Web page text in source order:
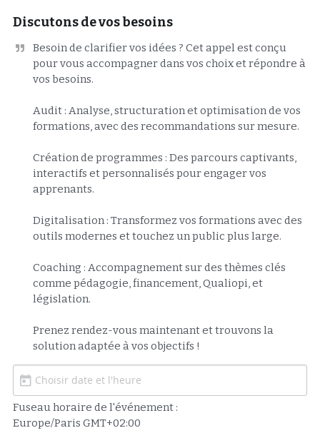
Discutons de vos besoins
Besoin de clarifier vos idées ? Cet appel est conçu
pour vous accompagner dans vos choix et répondre à
vos besoins.
Audit : Analyse, structuration et optimisation de vos
formations, avec des recommandations sur mesure.
Création de programmes : Des parcours captivants,
interactifs et personnalisés pour engager vos
apprenants.
Digitalisation : Transformez vos formations avec des
outils modernes et touchez un public plus large.
Coaching : Accompagnement sur des thèmes clés
comme pédagogie, financement, Qualiopi, et
législation.
Prenez rendez-vous maintenant et trouvons la
solution adaptée à vos objectifs !
Fuseau horaire de l'événement :
Europe/Paris GMT+02:00